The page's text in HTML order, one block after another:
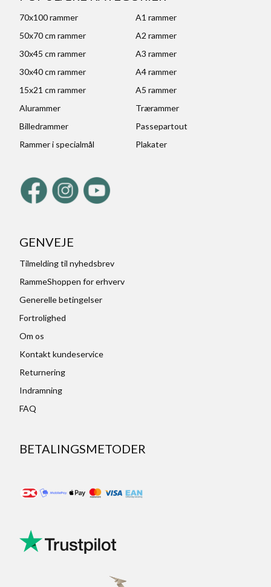
70x100 rammer
A1 rammer
50x70 cm rammer
A2 rammer
30x45 cm rammer
A3 rammer
30x40 cm rammer
A4 rammer
15x21 cm rammer
A5 rammer
Alurammer
Trærammer
Billedrammer
Passepartout
Rammer i specialmål
Plakater
GENVEJE
Tilmelding til nyhedsbrev
RammeShoppen for erhverv
Generelle betingelser
Fortrolighed
Om os
Kontakt kundeservice
Returnering
Indramning
FAQ
BETALINGSMETODER